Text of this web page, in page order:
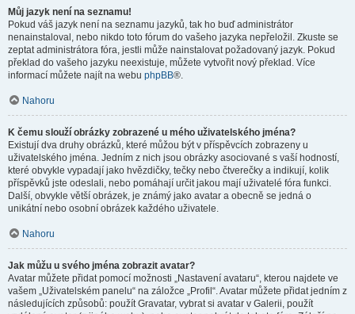
Můj jazyk není na seznamu!
Pokud váš jazyk není na seznamu jazyků, tak ho buď administrátor
nenainstaloval, nebo nikdo toto fórum do vašeho jazyka nepřeložil. Zkuste se
zeptat administrátora fóra, jestli může nainstalovat požadovaný jazyk. Pokud
překlad do vašeho jazyku neexistuje, můžete vytvořit nový překlad. Více
informací můžete najít na webu phpBB®.
Nahoru
K čemu slouží obrázky zobrazené u mého uživatelského jména?
Existují dva druhy obrázků, které můžou být v příspěvcích zobrazeny u
uživatelského jména. Jedním z nich jsou obrázky asociované s vaší hodností,
které obvykle vypadají jako hvězdičky, tečky nebo čtverečky a indikují, kolik
příspěvků jste odeslali, nebo pomáhají určit jakou mají uživatelé fóra funkci.
Další, obvykle větší obrázek, je známý jako avatar a obecně se jedná o
unikátní nebo osobní obrázek každého uživatele.
Nahoru
Jak můžu u svého jména zobrazit avatar?
Avatar můžete přidat pomocí možnosti „Nastavení avataru“, kterou najdete ve
vašem „Uživatelském panelu“ na záložce „Profil“. Avatar můžete přidat jedním z
následujících způsobů: použít Gravatar, vybrat si avatar v Galerii, použít